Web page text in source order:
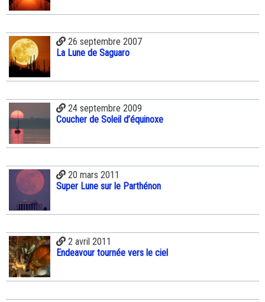
26 septembre 2007
La Lune de Saguaro
24 septembre 2009
Coucher de Soleil d’équinoxe
20 mars 2011
Super Lune sur le Parthénon
2 avril 2011
Endeavour tournée vers le ciel